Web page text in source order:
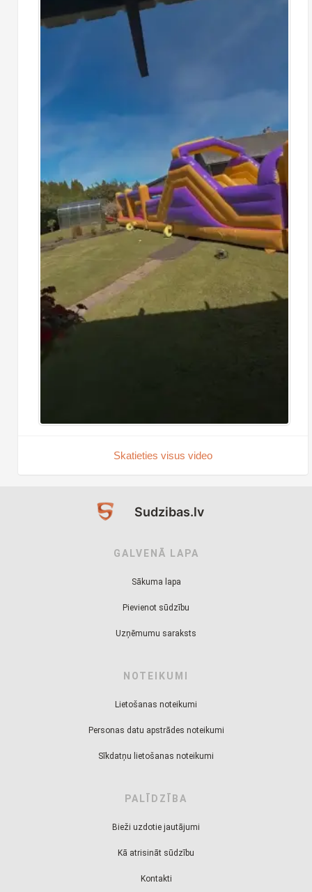
Skatieties visus video
Sudzibas.lv
GALVENĀ LAPA
Sākuma lapa
Pievienot sūdzību
Uzņēmumu saraksts
NOTEIKUMI
Lietošanas noteikumi
Personas datu apstrādes noteikumi
Sīkdatņu lietošanas noteikumi
PALĪDZĪBA
Bieži uzdotie jautājumi
Kā atrisināt sūdzību
Kontakti